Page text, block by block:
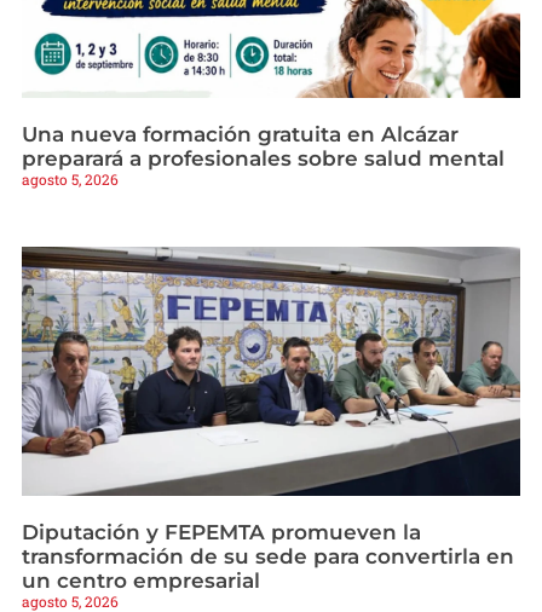
Una nueva formación gratuita en Alcázar
preparará a profesionales sobre salud mental
agosto 5, 2026
Diputación y FEPEMTA promueven la
transformación de su sede para convertirla en
un centro empresarial
agosto 5, 2026